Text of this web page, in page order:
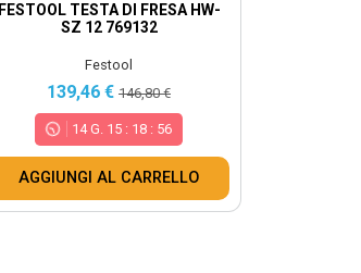
FESTOOL TESTA DI FRESA HW-
SZ 12 769132
Festool
139,46 € 146,80 €
14G. 15 : 18 : 55
AGGIUNGI AL CARRELLO